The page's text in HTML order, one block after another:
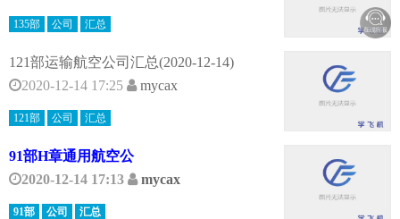
135部 公司 汇总
121部运输航空公司汇总(2020-12-14)
2020-12-14 17:25
mycax
121部 公司 汇总
91部H章通用航空公
2020-12-14 17:13
mycax
91部 公司 汇总